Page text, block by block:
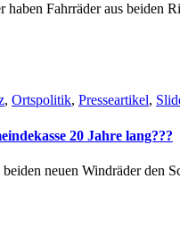
Fahrräder aus beiden
, Ortspolitik, Presseartikel,
20 Jahre lang???
neuen Windräder den